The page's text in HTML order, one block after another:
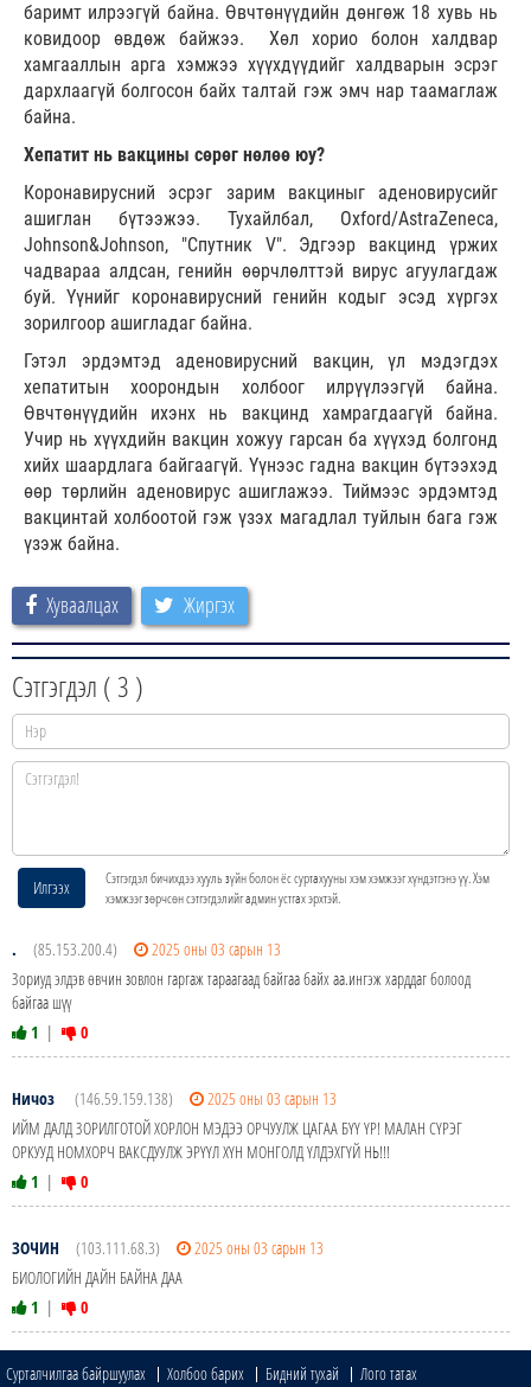
баримт илрээгүй байна. Өвчтөнүүдийн дөнгөж 18 хувь нь
ковидоор өвдөж байжээ. Хөл хорио болон халдвар
хамгааллын арга хэмжээ хүүхдүүдийг халдварын эсрэг
дархлаагүй болгосон байх талтай гэж эмч нар таамаглаж
байна.
Хепатит нь вакцины сөрөг нөлөө юу?
Коронавирусний эсрэг зарим вакциныг аденовирусийг
ашиглан бүтээжээ. Тухайлбал, Oxford/AstraZeneca,
Johnson&Johnson, "Спутник V". Эдгээр вакцинд үржих
чадвараа алдсан, генийн өөрчлөлттэй вирус агуулагдаж
буй. Үүнийг коронавирусний генийн кодыг эсэд хүргэх
зорилгоор ашигладаг байна.
Гэтэл эрдэмтэд аденовирусний вакцин, үл мэдэгдэх
хепатитын хоорондын холбоог илрүүлээгүй байна.
Өвчтөнүүдийн ихэнх нь вакцинд хамрагдаагүй байна.
Учир нь хүүхдийн вакцин хожуу гарсан ба хүүхэд болгонд
хийх шаардлага байгаагүй. Үүнээс гадна вакцин бүтээхэд
өөр төрлийн аденовирус ашиглажээ. Тиймээс эрдэмтэд
вакцинтай холбоотой гэж үзэх магадлал туйлын бага гэж
үзэж байна.
Хуваалцах Жиргэх
Сэтгэгдэл ( 3 )
Илгээх
Сэтгэгдэл бичихдээ хууль зүйн болон ёс суртахууны хэм хэмжээг хүндэтгэнэ үү. Хэм
хэмжээг зөрчсөн сэтгэгдэлийг админ устгах эрхтэй.
. (85.153.200.4)
2025 оны 03 сарын 13
Зориуд элдэв өвчин зовлон гаргаж тараагаад байгаа байх аа.ингэж харддаг болоод
байгаа шүү
1 | 0
Ничоз (146.59.159.138)
2025 оны 03 сарын 13
ИЙМ ДАЛД ЗОРИЛГОТОЙ ХОРЛОН МЭДЭЭ ОРЧУУЛЖ ЦАГАА БҮҮ ҮР! МАЛАН СҮРЭГ
ОРКУУД НОМХОРЧ ВАКСДУУЛЖ ЭРҮҮЛ ХҮН МОНГОЛД ҮЛДЭХГҮЙ НЬ!!!
1 | 0
ЗОЧИН (103.111.68.3)
2025 оны 03 сарын 13
БИОЛОГИЙН ДАЙН БАЙНА ДАА
1 | 0
Сурталчилгаа байршуулах Холбоо барих Бидний тухай Лого татах